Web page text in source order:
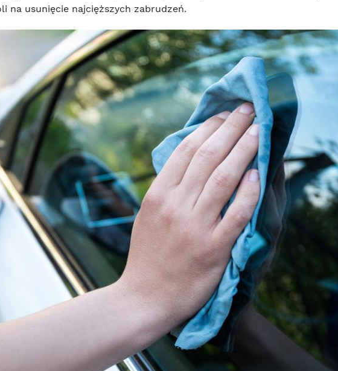
na usunięcie najcięższych zabrudzeń.